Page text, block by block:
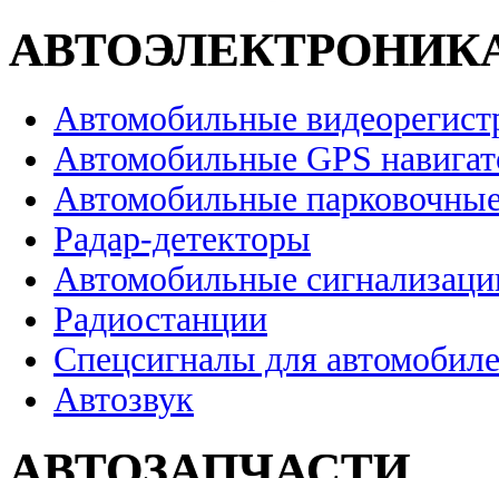
Автомобильные
Автомобильные GPS
Автомобильные
Радар-детекторы
Автомобильные
Радиостанции
Спецсигналы для
Автозвук